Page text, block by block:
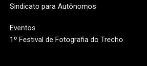
Sindicato para Autônomos
Eventos
1º Festival de Fotografia do Trecho